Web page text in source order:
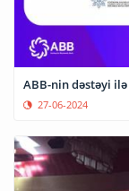
ABB-nin dəstəyi
27-06-2024